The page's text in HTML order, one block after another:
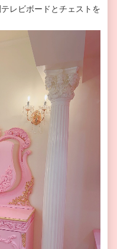
レビボードとチェストを